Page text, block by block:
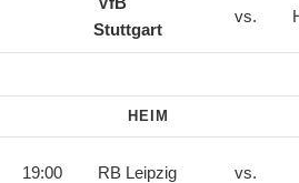
Stuttgart
vs.
HEIM
19:00 RB Leipzig vs.